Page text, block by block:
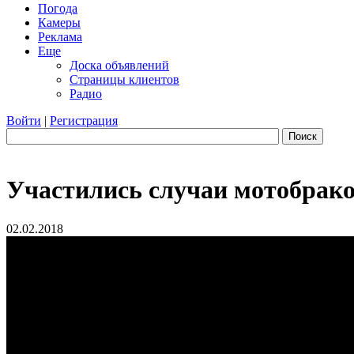
Погода
Камеры
Реклама
Еще
Доска объявлений
Страницы клиентов
Радио
Войти | Регистрация
Поиск
Участились случаи
02.02.2018